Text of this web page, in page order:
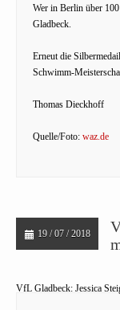
Wer in Berlin über
Gladbeck.
Erneut die
Schwimm-
Thomas Dieckhoff
Quelle/Foto: waz.de
19 / 07 / 2018
VfL Gladbeck: Jessica